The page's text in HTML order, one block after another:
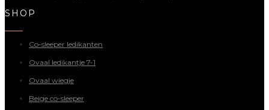
SHOP
Co-sleeper ledikanten
Ovaal ledikantje 7-1
Ovaal wiegje
Beige co-sleeper